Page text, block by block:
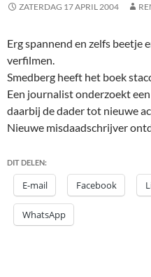
ZATERDAG 17 APRIL 2004
Erg spannend en zelfs beetje
verfilmen.
Smedberg heeft het boek
Een journalist onderzoekt
daarbij de dader tot nieuwe
Nieuwe misdaadschrijver
DIT DELEN:
E-mail Facebook
WhatsApp